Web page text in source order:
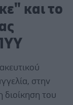
και το
στην
διοίκηση του